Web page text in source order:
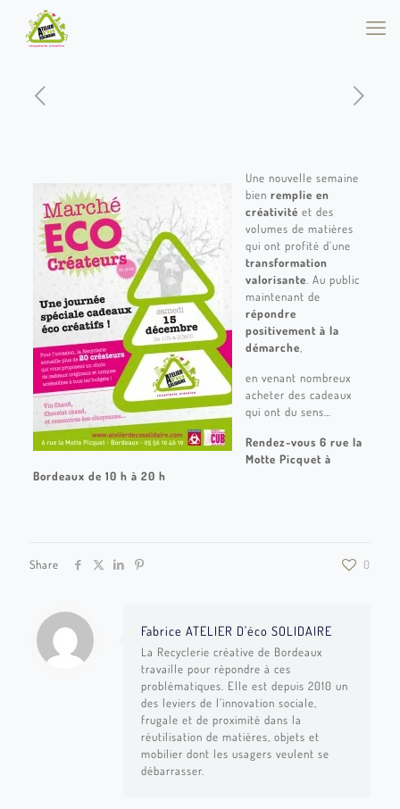
Une nouvelle semaine
bien remplie en
créativité et des
volumes de matières
qui ont profité d’une
transformation
valorisante . Au public
maintenant de
répondre
positivement à la
démarche
en venant nombreux
acheter des cadeaux
qui ont du sens…
Rendez-vous 6 rue la
Motte Picquet à
Bordeaux de 10 h à 20 h
Share 0
Fabrice ATELIER D'éco SOLIDAIRE
La Recyclerie créative de Bordeaux
travaille pour répondre à ces
problématiques. Elle est depuis 2010 un
des leviers de l’innovation sociale,
frugale et de proximité dans la
réutilisation de matières, objets et
mobilier dont les usagers veulent se
débarrasser.